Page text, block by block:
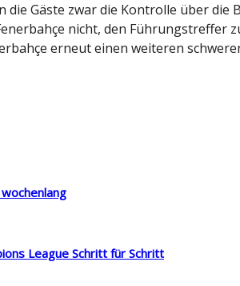
Gäste zwar die Kontrolle über
nicht, den Führungstreffer
erneut einen weiteren
League Schritt für Schritt